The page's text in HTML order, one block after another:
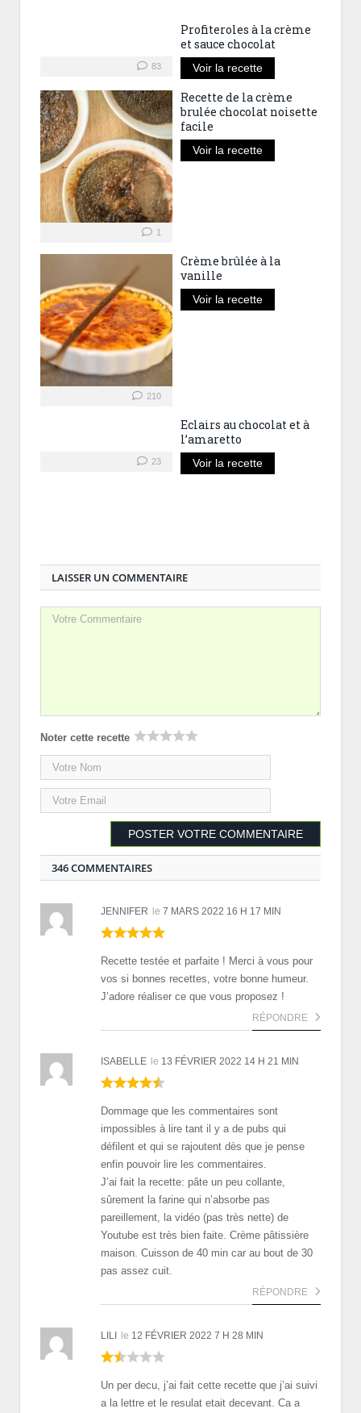
83
Profiteroles à la crème
et sauce chocolat
Voir la recette
1
Recette de la crème
brulée chocolat noisette
facile
Voir la recette
210
Crème brûlée à la
vanille
Voir la recette
23
Eclairs au chocolat et à
l’amaretto
Voir la recette
LAISSER UN COMMENTAIRE
Noter cette recette
346 COMMENTAIRES
JENNIFER le 7 MARS 2022 16 H 17 MIN
Recette testée et parfaite ! Merci à vous pour
vos si bonnes recettes, votre bonne humeur.
J’adore réaliser ce que vous proposez !
RÉPONDRE
ISABELLE le 13 FÉVRIER 2022 14 H 21 MIN
Dommage que les commentaires sont
impossibles à lire tant il y a de pubs qui
défilent et qui se rajoutent dès que je pense
enfin pouvoir lire les commentaires.
J’ai fait la recette: pâte un peu collante,
sûrement la farine qui n’absorbe pas
pareillement, la vidéo (pas très nette) de
Youtube est très bien faite. Crème pâtissière
maison. Cuisson de 40 min car au bout de 30
pas assez cuit.
RÉPONDRE
LILI le 12 FÉVRIER 2022 7 H 28 MIN
Un per decu, j’ai fait cette recette que j’ai suivi
a la lettre et le resulat etait decevant. Ca a